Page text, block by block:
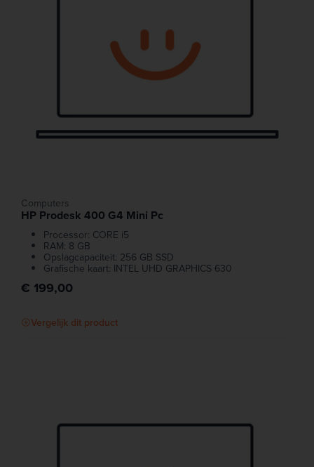
Computers
HP Prodesk 400 G4 Mini Pc
Processor: CORE i5
RAM: 8 GB
Opslagcapaciteit: 256 GB SSD
Grafische kaart: INTEL UHD GRAPHICS 630
€ 199,00
Vergelijk dit product